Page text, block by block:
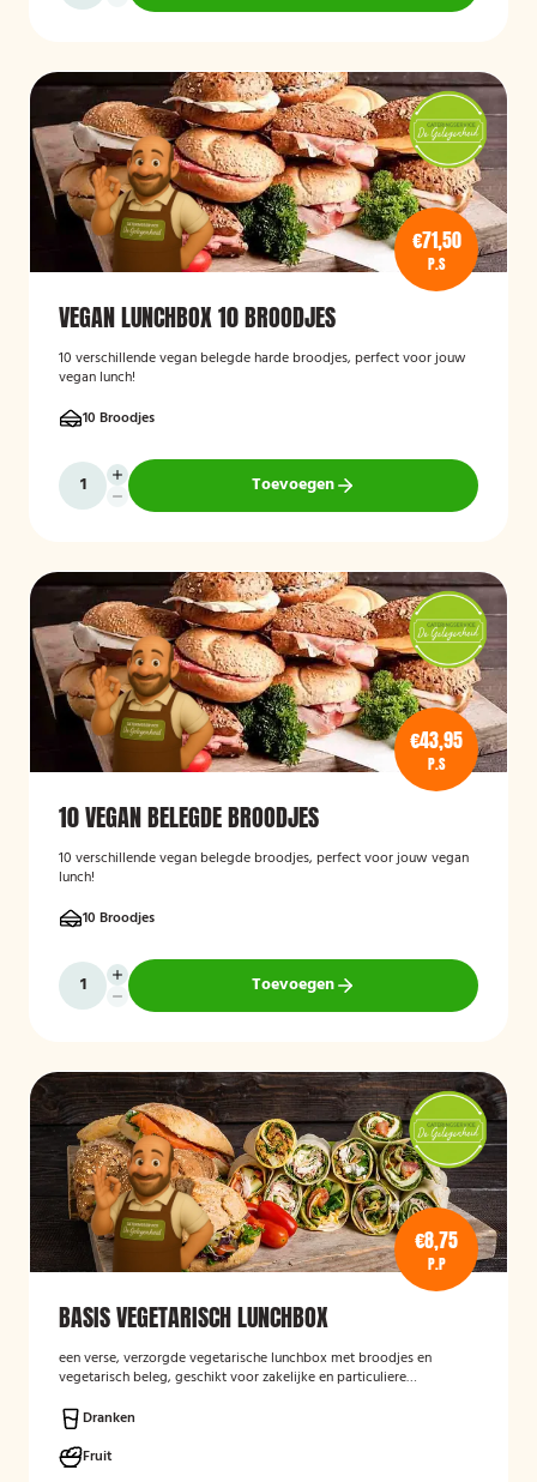
€71,50
P.S
VEGAN LUNCHBOX 10 BROODJES
10 verschillende vegan belegde harde broodjes, perfect voor jouw
vegan lunch!
10 Broodjes
Toevoegen
€43,95
P.S
10 VEGAN BELEGDE BROODJES
10 verschillende vegan belegde broodjes, perfect voor jouw vegan
lunch!
10 Broodjes
Toevoegen
€8,75
P.P
BASIS VEGETARISCH LUNCHBOX
een verse, verzorgde vegetarische lunchbox met broodjes en
vegetarisch beleg, geschikt voor zakelijke en particuliere
Dranken
Fruit